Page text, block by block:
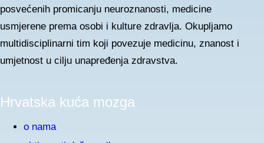
posvećenih promicanju neuroznanosti, medicine
usmjerene prema osobi i kulture zdravlja. Okupljamo
multidisciplinarni tim koji povezuje medicinu, znanost i
umjetnost u cilju unapređenja zdravstva.
Hrvatska kuća mozga
o nama